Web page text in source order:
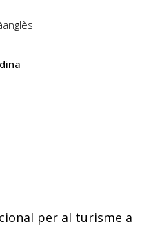
anglès
per al turisme a